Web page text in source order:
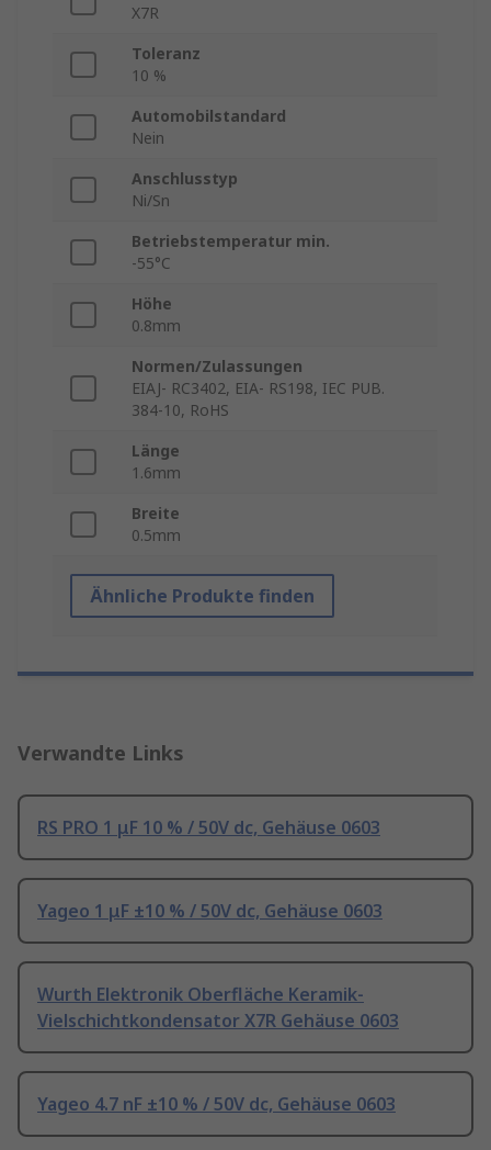
X7R
Toleranz
10 %
Automobilstandard
Nein
Anschlusstyp
Ni/Sn
Betriebstemperatur min.
-55°C
Höhe
0.8mm
Normen/Zulassungen
EIAJ- RC3402, EIA- RS198, IEC PUB.
384-10, RoHS
Länge
1.6mm
Breite
0.5mm
Ähnliche Produkte finden
Verwandte Links
RS PRO 1 μF 10 % / 50V dc, Gehäuse 0603
Yageo 1 μF ±10 % / 50V dc, Gehäuse 0603
Wurth Elektronik Oberfläche Keramik-
Vielschichtkondensator X7R Gehäuse 0603
Yageo 4.7 nF ±10 % / 50V dc, Gehäuse 0603